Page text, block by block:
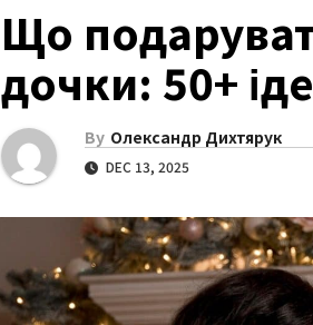
Що
дочки: 50+
By Олександр Дихтярук
DEC 13, 2025